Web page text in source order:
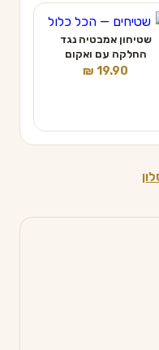
שטיחון אמבטיה נגד
החלקה עם ואקום
₪ 19.90